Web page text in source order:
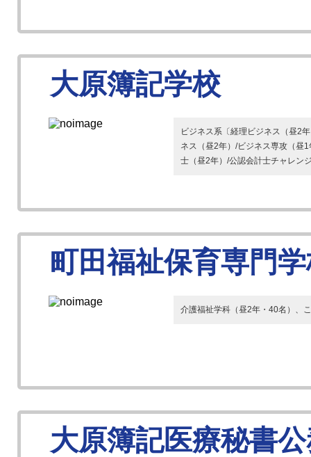
大原簿記学校
ビジネス系〔経理ビジネス（昼2
ネス（昼2年）/ビジネス専攻（昼
士（昼2年）/公認会計士チャレン
町田福祉保育専門
介護福祉学科（昼2年・40名）、
大原簿記医療秘書